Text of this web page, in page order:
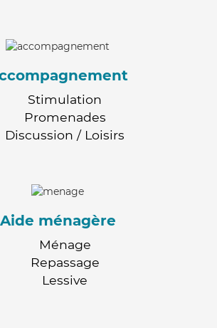
Stimulation
Promenades
Discussion / Loisirs
Aide ménagère
Ménage
Repassage
Lessive